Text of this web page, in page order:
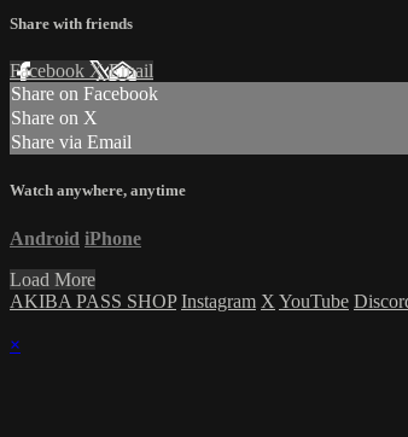
Share with friends
Facebook XEmail
Share on Facebook
Share on X
Share via Email
Watch anywhere, anytime
Android iPhone
Load More
AKIBA PASS SHOP Instagram X YouTube
×